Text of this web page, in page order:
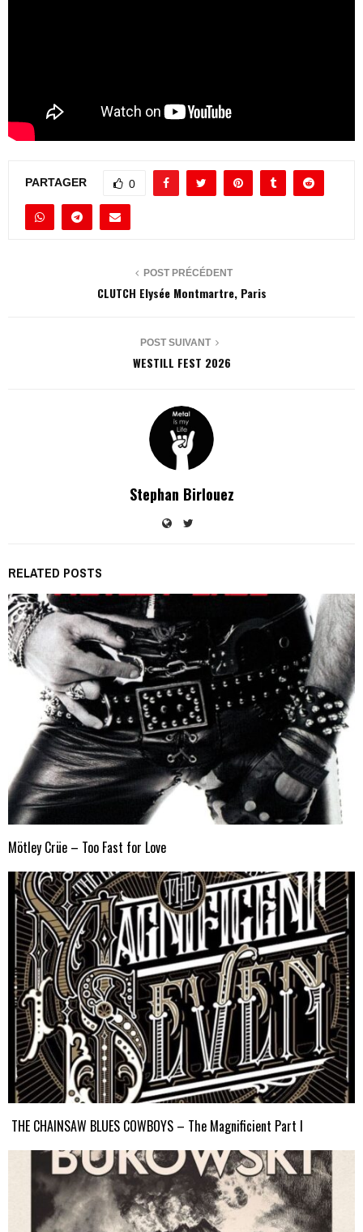
PARTAGER 0
POST PRÉCÉDENT
CLUTCH Elysée Montmartre, Paris
POST SUIVANT
WESTILL FEST 2026
Stephan Birlouez
RELATED POSTS
Mötley Crüe – Too Fast for Love
THE CHAINSAW BLUES COWBOYS – The Magnificient Part I